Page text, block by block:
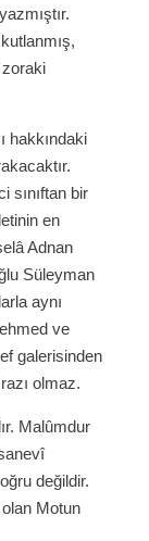
zoraki
hakkındaki
sınıftan bir
en
Adnan
Süleyman
aynı
ve
galerisinden
olmaz.
Malûmdur
değildir.
Motun